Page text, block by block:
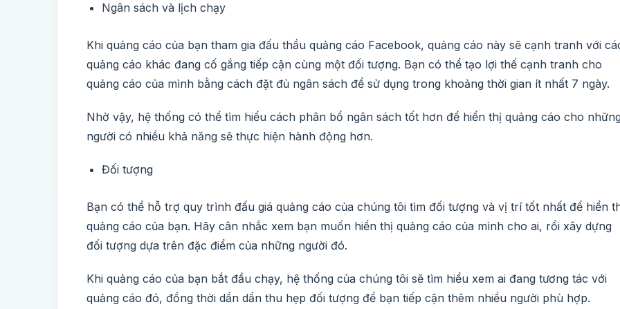
Ngân sách và lịch chạy
Khi quảng cáo của bạn tham gia đấu thầu quảng cáo Facebook, quảng cáo này sẽ cạnh tranh với
quảng cáo khác đang cố gắng tiếp cận cùng một đối tượng. Bạn có thể tạo lợi thế cạnh tranh cho
quảng cáo của mình bằng cách đặt đủ ngân sách để sử dụng trong khoảng thời gian ít nhất 7 ngày.
Nhờ vậy, hệ thống có thể tìm hiểu cách phân bổ ngân sách tốt hơn để hiển thị quảng cáo cho
người có nhiều khả năng sẽ thực hiện hành động hơn.
Đối tượng
Bạn có thể hỗ trợ quy trình đấu giá quảng cáo của chúng tôi tìm đối tượng và vị trí tốt nhất để hiển
quảng cáo của bạn. Hãy cân nhắc xem bạn muốn hiển thị quảng cáo của mình cho ai, rồi xây dựng
đối tượng dựa trên đặc điểm của những người đó.
Khi quảng cáo của bạn bắt đầu chạy, hệ thống của chúng tôi sẽ tìm hiểu xem ai đang tương tác với
quảng cáo đó, đồng thời dần dần thu hẹp đối tượng để bạn tiếp cận thêm nhiều người phù hợp.